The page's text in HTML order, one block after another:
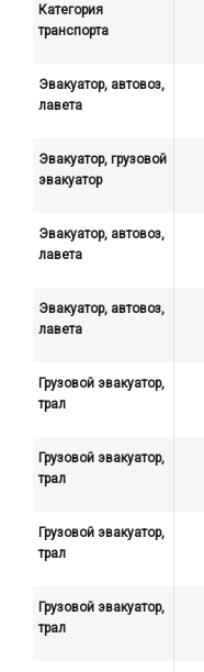
Категория
транспорта
Эвакуатор, автовоз,
лавета
Эвакуатор, грузовой
эвакуатор
Эвакуатор, автовоз,
лавета
Эвакуатор, автовоз,
лавета
Грузовой эвакуатор,
трал
Грузовой эвакуатор,
трал
Грузовой эвакуатор,
трал
Грузовой эвакуатор,
трал